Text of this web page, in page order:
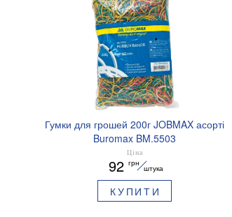
Гумки для грошей 200г JOBMAX асорті
Buromax BM.5503
Ціна
92 грн
штука
КУПИТИ